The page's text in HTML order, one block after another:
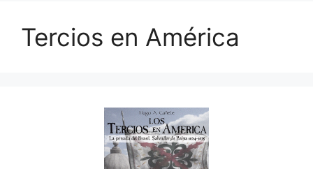
Tercios en América